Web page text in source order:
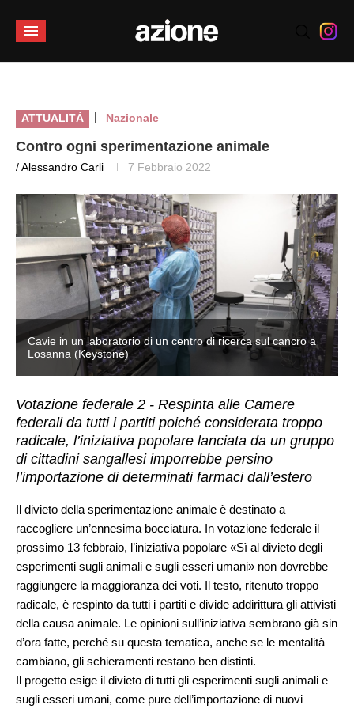
ATTUALITÀ | Nazionale
Contro ogni sperimentazione animale
/ Alessandro Carli 7 Febbraio 2022
Cavie in un laboratorio di un centro di ricerca sul cancro a
Losanna (Keystone)
Votazione federale 2 - Respinta alle Camere
federali da tutti i partiti poiché considerata troppo
radicale, l’iniziativa popolare lanciata da un gruppo
di cittadini sangallesi imporrebbe persino
l’importazione di determinati farmaci dall’estero
Il divieto della sperimentazione animale è destinato a
raccogliere un’ennesima bocciatura. In votazione federale il
prossimo 13 febbraio, l’iniziativa popolare «Sì al divieto degli
esperimenti sugli animali e sugli esseri umani» non dovrebbe
raggiungere la maggioranza dei voti. Il testo, ritenuto troppo
radicale, è respinto da tutti i partiti e divide addirittura gli attivisti
della causa animale. Le opinioni sull’iniziativa sembrano già sin
d’ora fatte, perché su questa tematica, anche se le mentalità
cambiano, gli schieramenti restano ben distinti.
Il progetto esige il divieto di tutti gli esperimenti sugli animali e
sugli esseri umani, come pure dell’importazione di nuovi